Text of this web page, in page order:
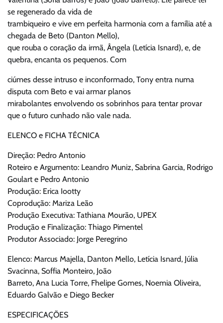
se regenerado da vida de
trambiqueiro e vive em perfeita harmonia com a família até a
chegada de Beto (Danton Mello),
que rouba o coração da irmã, Ângela (Letícia Isnard), e, de
quebra, encanta os pequenos. Com
ciúmes desse intruso e inconformado, Tony entra numa
disputa com Beto e vai armar planos
mirabolantes envolvendo os sobrinhos para tentar provar
que o futuro cunhado não vale nada.
ELENCO e FICHA TÉCNICA
Direção: Pedro Antonio
Roteiro e Argumento: Leandro Muniz, Sabrina Garcia, Rodrigo
Goulart e Pedro Antonio
Produção: Erica Iootty
Coprodução: Mariza Leão
Produção Executiva: Tathiana Mourão, UPEX
Produção e Finalização: Thiago Pimentel
Produtor Associado: Jorge Peregrino
Elenco: Marcus Majella, Danton Mello, Letícia Isnard, Júlia
Svacinna, Soffia Monteiro, João
Barreto, Ana Lucia Torre, Fhelipe Gomes, Noemia Oliveira,
Eduardo Galvão e Diego Becker
ESPECIFICAÇÕES